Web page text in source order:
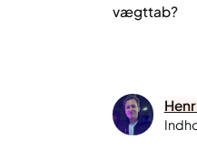
vægttab?